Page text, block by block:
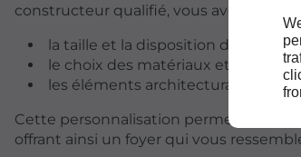
constructeur qualifié, vous avez la
la taille et la disposition des pièces
le choix des matériaux et des
les éléments architecturaux
Cette personnalisation permet de
offrant ainsi un foyer qui vous